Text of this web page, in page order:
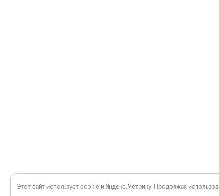
Этот сайт использует cookie и Яндекс.Метрику. Продолжая